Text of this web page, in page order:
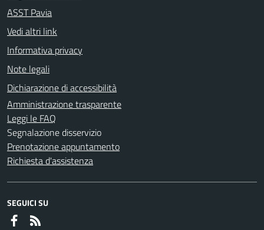
ASST Pavia
Vedi altri link
Informativa privacy
Note legali
Dichiarazione di accessibilità
Amministrazione trasparente
Leggi le FAQ
Segnalazione disservizio
Prenotazione appuntamento
Richiesta d'assistenza
SEGUICI SU